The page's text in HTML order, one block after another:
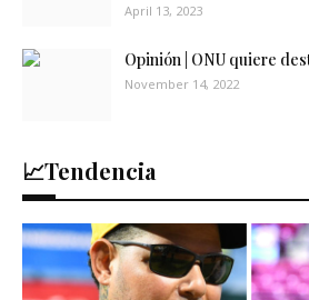
April 13, 2023
Opinión | ONU quiere
November 14, 2022
📈Tendencia